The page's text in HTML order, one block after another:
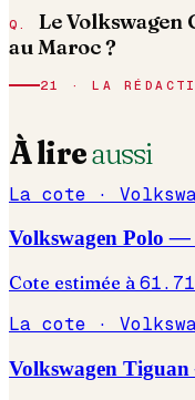
Le Volkswagen
au Maroc ?
21 · LA
À lireaussi
La cote ·
Volkswagen Polo —
Cote estimée à
La cote ·
Volkswagen Tiguan